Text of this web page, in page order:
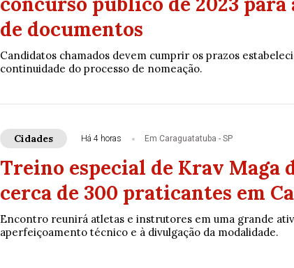
de documentos
Candidatos chamados devem cumprir os prazos
continuidade do processo de nomeação.
Cidades Há 4 horas Em Caraguatatuba - SP
Treino especial de Krav Maga
cerca de 300 praticantes em
Encontro reunirá atletas e instrutores em uma grande
aperfeiçoamento técnico e à divulgação da modalidade.